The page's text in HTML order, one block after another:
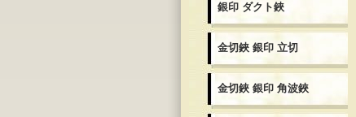
銀印 ダクト鋏
金切鋏 銀印 立切
金切鋏 銀印 角波鋏